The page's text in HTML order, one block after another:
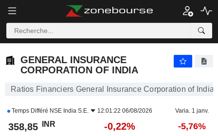
GENERAL INSURANCE
CORPORATION OF INDIA
Ratios Financiers General Insurance Corporation of India
Temps Différé NSE India S.E. 12:01:22 06/08/2026 Varia. 1 janv.
358,85 INR -0,22% -5,76%